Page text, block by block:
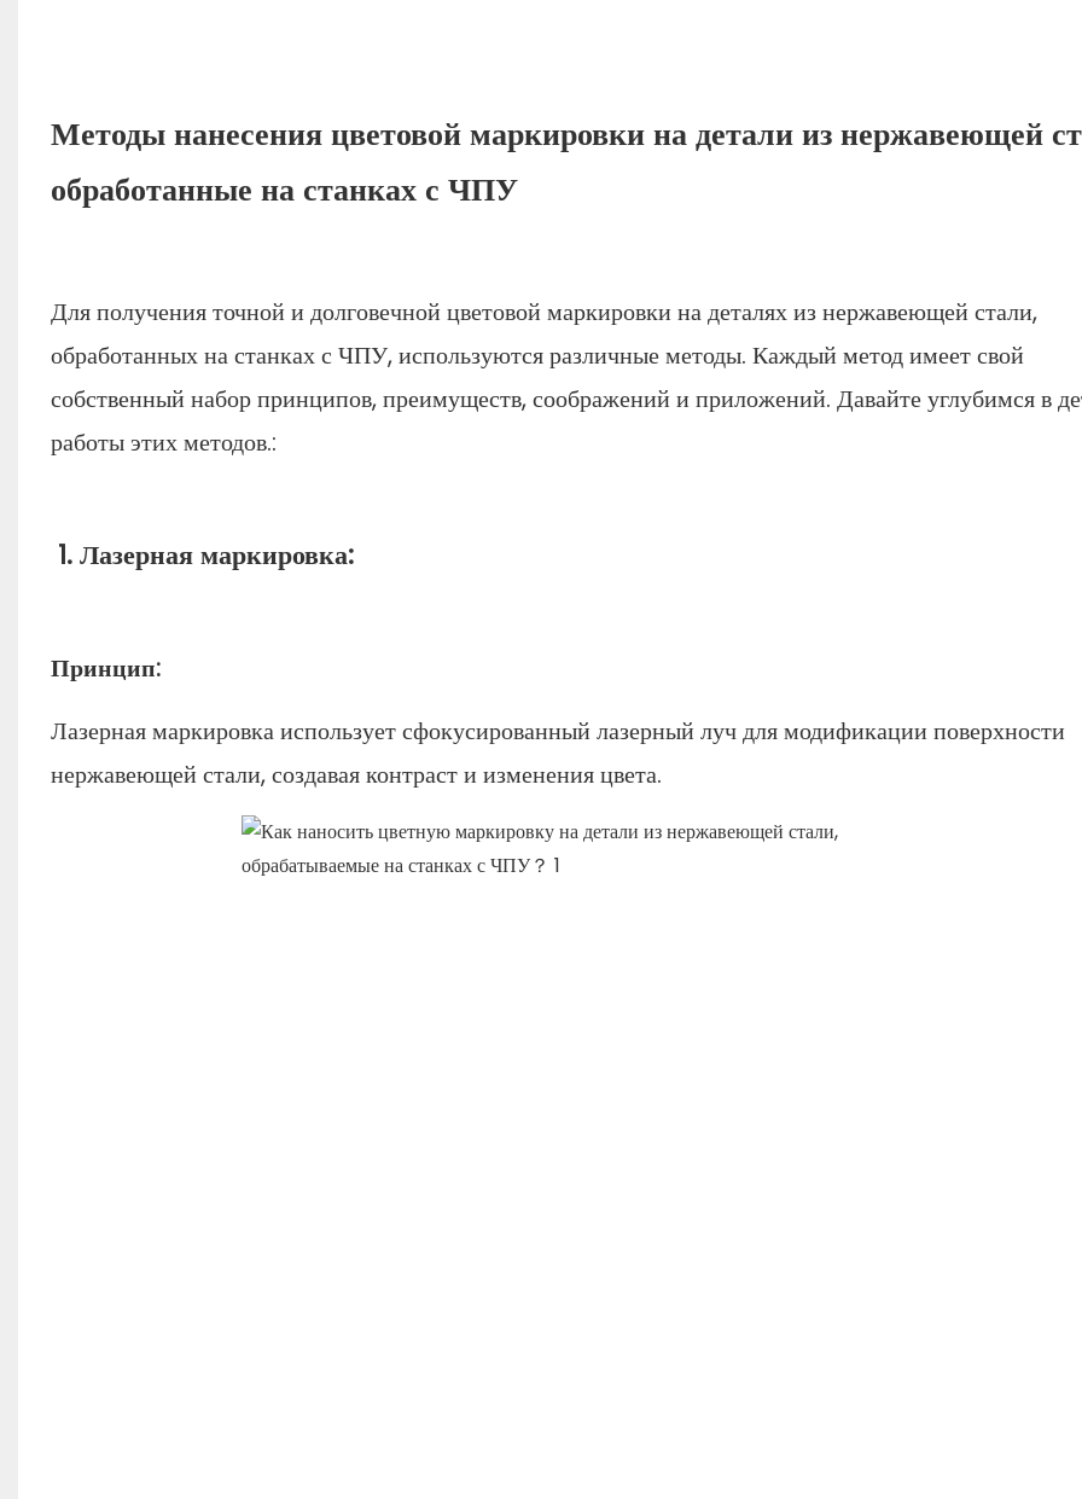
Методы нанесения цветовой маркировки на детали из нержавеющей
обработанные на станках с ЧПУ
Для получения точной и долговечной цветовой маркировки на деталях из нержавеющей стали,
обработанных на станках с ЧПУ, используются различные методы. Каждый метод имеет свой
собственный набор принципов, преимуществ, соображений и приложений. Давайте углубимся в
работы этих методов.:
1. Лазерная маркировка:
Принцип:
Лазерная маркировка использует сфокусированный лазерный луч для модификации поверхности
нержавеющей стали, создавая контраст и изменения цвета.